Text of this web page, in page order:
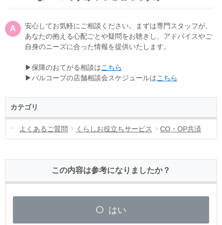
安心してお気軽にご相談ください。まずは専門スタッフが、
あなたの抱える心配ごとや疑問をお聴きし、アドバイスやご
自身のニーズに合った情報を提供いたします。
▶保障のおてがる相談はこちら
▶パルコープの店舗相談会スケジュールはこちら
カテゴリ
よくあるご質問 くらしお役立ちサービス CO・OP共済
この内容は参考になりましたか？
はい